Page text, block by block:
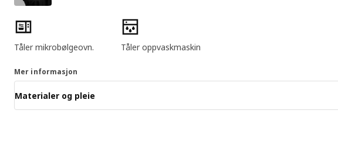
Produktfunksjoner
Tåler mikrobølgeovn. Tåler oppvaskmaskin
Mer informasjon
Materialer og pleie